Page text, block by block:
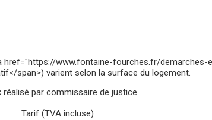
href="https://www.fontaine-fourches.fr/
span>) varient selon la surface du logement.
réalisé par commissaire de justice
Tarif (TVA incluse)